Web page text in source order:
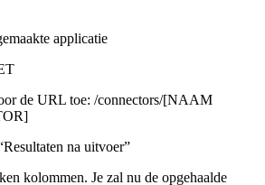
applicatie
de URL toe: /connectors/[NAAM
na uitvoer”
kolommen. Je zal nu de opgehaalde